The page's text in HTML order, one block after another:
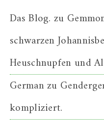
Das Blog. zu
schwarzen
Heuschnupfen und
Germanzu
kompliziert.